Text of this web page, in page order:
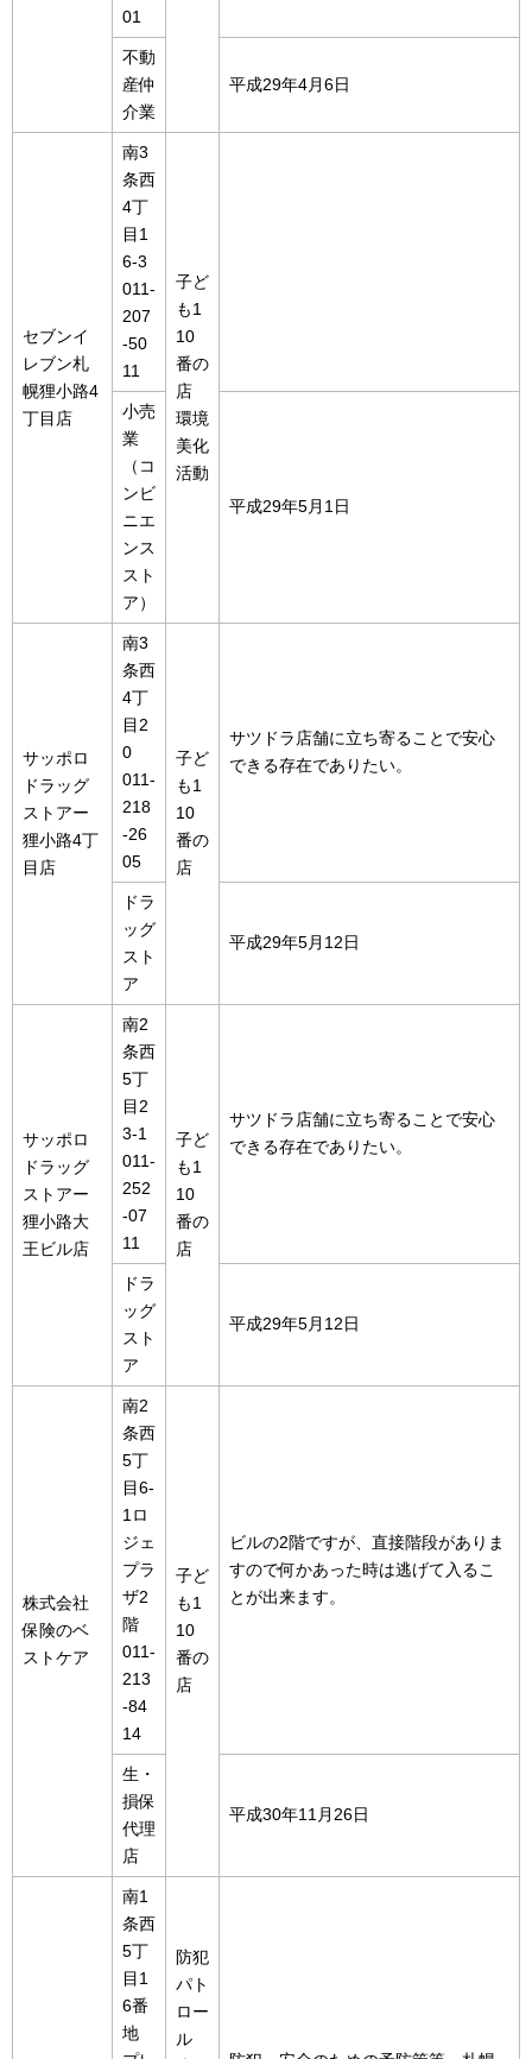
01
不動
産仲
介業
平成29年4月6日
セブンイ
レブン札
幌狸小路4
丁目店
南3
条西
4丁
目1
6-3
011-
207
-50
11
子ど
も1
10
番の
店
環境
美化
活動
小売
業
（コ
ンビ
ニエ
ンス
スト
ア）
平成29年5月1日
サッポロ
ドラッグ
ストアー
狸小路4丁
目店
南3
条西
4丁
目2
0
011-
218
-26
05
子ど
も1
10
番の
店
サツドラ店舗に立ち寄ることで安心
できる存在でありたい。
ドラ
ッグ
スト
ア
平成29年5月12日
サッポロ
ドラッグ
ストアー
狸小路大
王ビル店
南2
条西
5丁
目2
3-1
011-
252
-07
11
子ど
も1
10
番の
店
サツドラ店舗に立ち寄ることで安心
できる存在でありたい。
ドラ
ッグ
スト
ア
平成29年5月12日
株式会社
保険のベ
ストケア
南2
条西
5丁
目6-
1ロ
ジェ
プラ
ザ2
階
011-
213
-84
14
子ど
も1
10
番の
店
ビルの2階ですが、直接階段がありま
すので何かあった時は逃げて入るこ
とが出来ます。
生・
損保
代理
店
平成30年11月26日
南1
条西
5丁
目1
6番
地
防犯
パト
ロー
ル